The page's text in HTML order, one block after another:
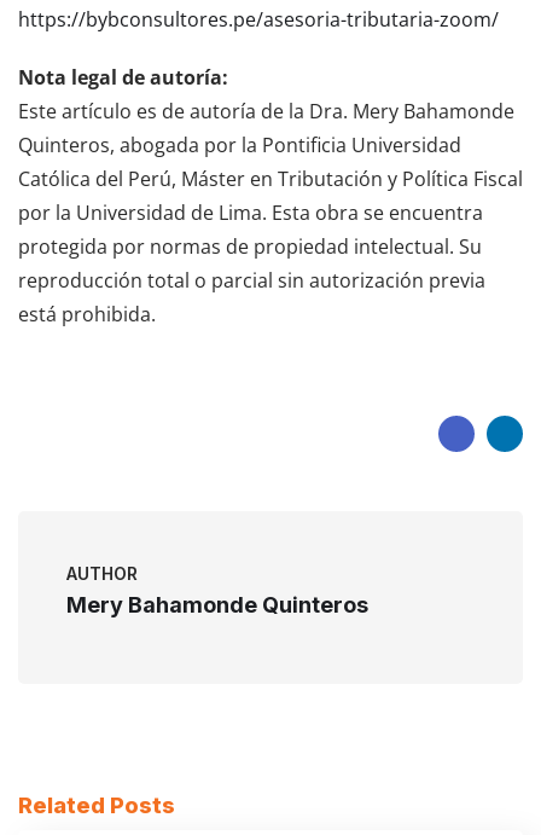
https://bybconsultores.pe/asesoria-tributaria-zoom/
Nota legal de autoría:
Este artículo es de autoría de la Dra. Mery Bahamonde
Quinteros, abogada por la Pontificia Universidad
Católica del Perú, Máster en Tributación y Política Fiscal
por la Universidad de Lima. Esta obra se encuentra
protegida por normas de propiedad intelectual. Su
reproducción total o parcial sin autorización previa
está prohibida.
AUTHOR
Mery Bahamonde Quinteros
Related Posts